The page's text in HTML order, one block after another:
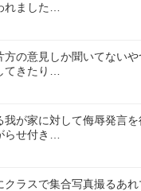
れました…
方の意見しか聞いてない
てきたり…
我が家に対して侮辱発言
らせ付き…
クラスで集合写真撮るあ